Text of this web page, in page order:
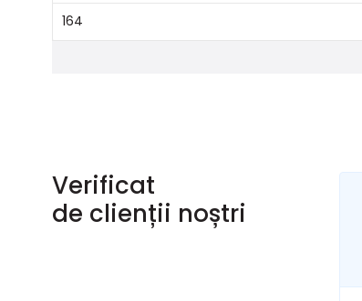
164
Verificat
de clienții noștri